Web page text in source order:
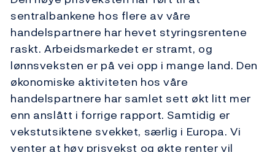
sentralbankene hos flere av våre
handelspartnere har hevet styringsrentene
raskt. Arbeidsmarkedet er stramt, og
lønnsveksten er på vei opp i mange land. Den
økonomiske aktiviteten hos våre
handelspartnere har samlet sett økt litt mer
enn anslått i forrige rapport. Samtidig er
vekstutsiktene svekket, særlig i Europa. Vi
venter at høy prisvekst og økte renter vil